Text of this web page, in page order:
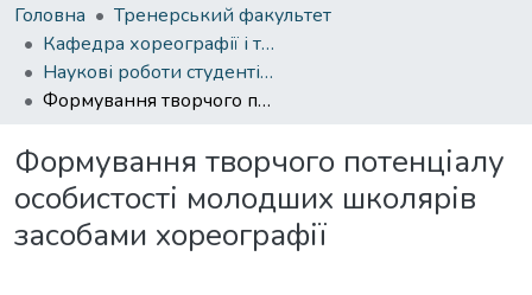
Головна
Тренерський факультет
Кафедра хореографії і танцювальних видів спорту
Наукові роботи студентів і аспірантів
Формування творчого потенціалу особистості молодших школярів засобами хореографії
Формування творчого потенціалу
особистості молодших школярів
засобами хореографії